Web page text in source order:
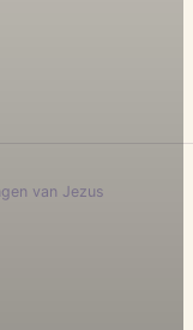
van Jezus